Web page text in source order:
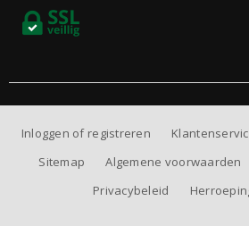
Inloggen of registreren
Sitemap
Algemene voorwaarden
Privacybeleid